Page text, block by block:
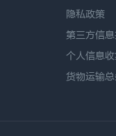
隐私政策
第三方信
个人信息
货物运输